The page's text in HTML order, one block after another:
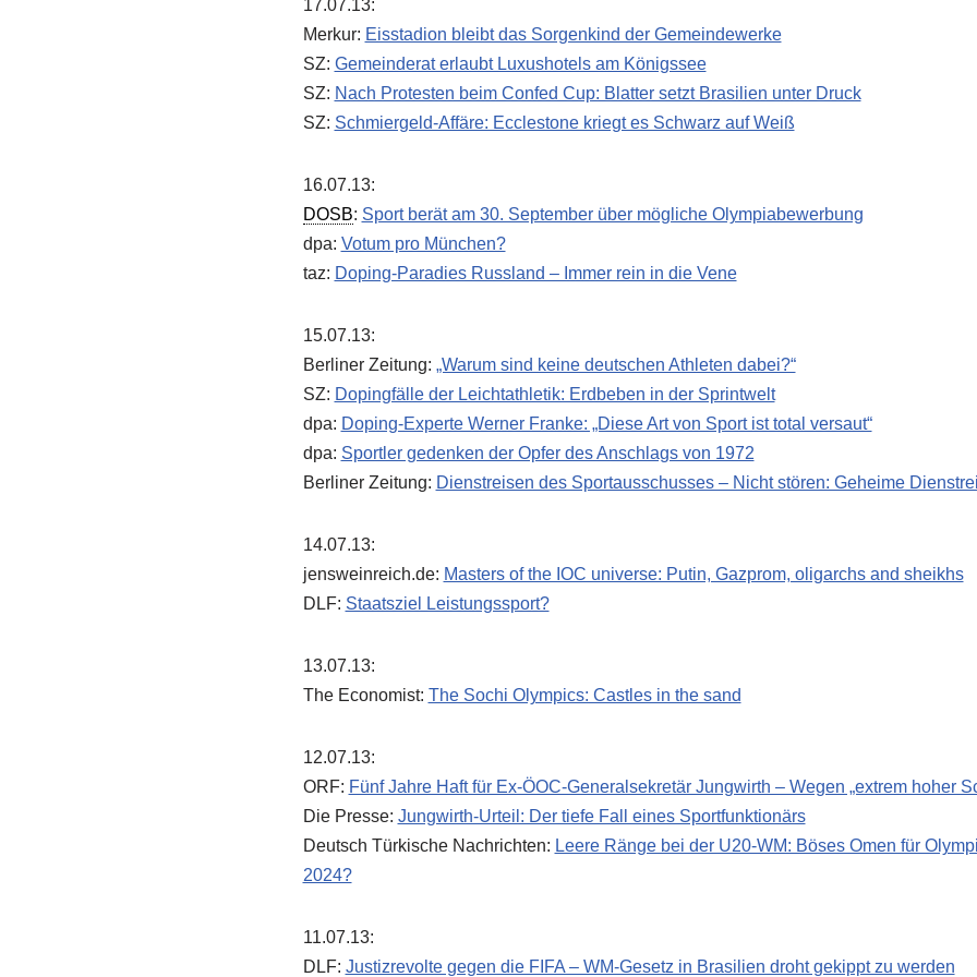
17.07.13:
Merkur: Eisstadion bleibt das Sorgenkind der Gemeindewerke
SZ: Gemeinderat erlaubt Luxushotels am Königssee
SZ: Nach Protesten beim Confed Cup: Blatter setzt Brasilien unter Druck
SZ: Schmiergeld-Affäre: Ecclestone kriegt es Schwarz auf Weiß
16.07.13:
DOSB: Sport berät am 30. September über mögliche Olympiabewerbung
dpa: Votum pro München?
taz: Doping-Paradies Russland – Immer rein in die Vene
15.07.13:
Berliner Zeitung: „Warum sind keine deutschen Athleten dabei?“
SZ: Dopingfälle der Leichtathletik: Erdbeben in der Sprintwelt
dpa: Doping-Experte Werner Franke: „Diese Art von Sport ist total versaut“
dpa: Sportler gedenken der Opfer des Anschlags von 1972
Berliner Zeitung: Dienstreisen des Sportausschusses – Nicht stören: Geheime
14.07.13:
jensweinreich.de: Masters of the IOC universe: Putin, Gazprom, oligarchs and sheikhs
DLF: Staatsziel Leistungssport?
13.07.13:
The Economist: The Sochi Olympics: Castles in the sand
12.07.13:
ORF: Fünf Jahre Haft für Ex-ÖOC-Generalsekretär Jungwirth – Wegen „extrem hoher
Die Presse: Jungwirth-Urteil: Der tiefe Fall eines Sportfunktionärs
Deutsch Türkische Nachrichten: Leere Ränge bei der U20-WM: Böses Omen für
2024?
11.07.13:
DLF: Justizrevolte gegen die FIFA – WM-Gesetz in Brasilien droht gekippt zu werden